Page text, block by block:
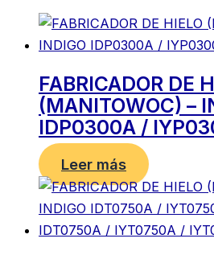
FABRICADOR DE
(MANITOWOC) –
IDP0300A /
Leer más